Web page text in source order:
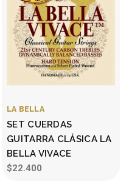
LA BELLA
SET CUERDAS
GUITARRA CLÁSICA LA
BELLA VIVACE
$22.400